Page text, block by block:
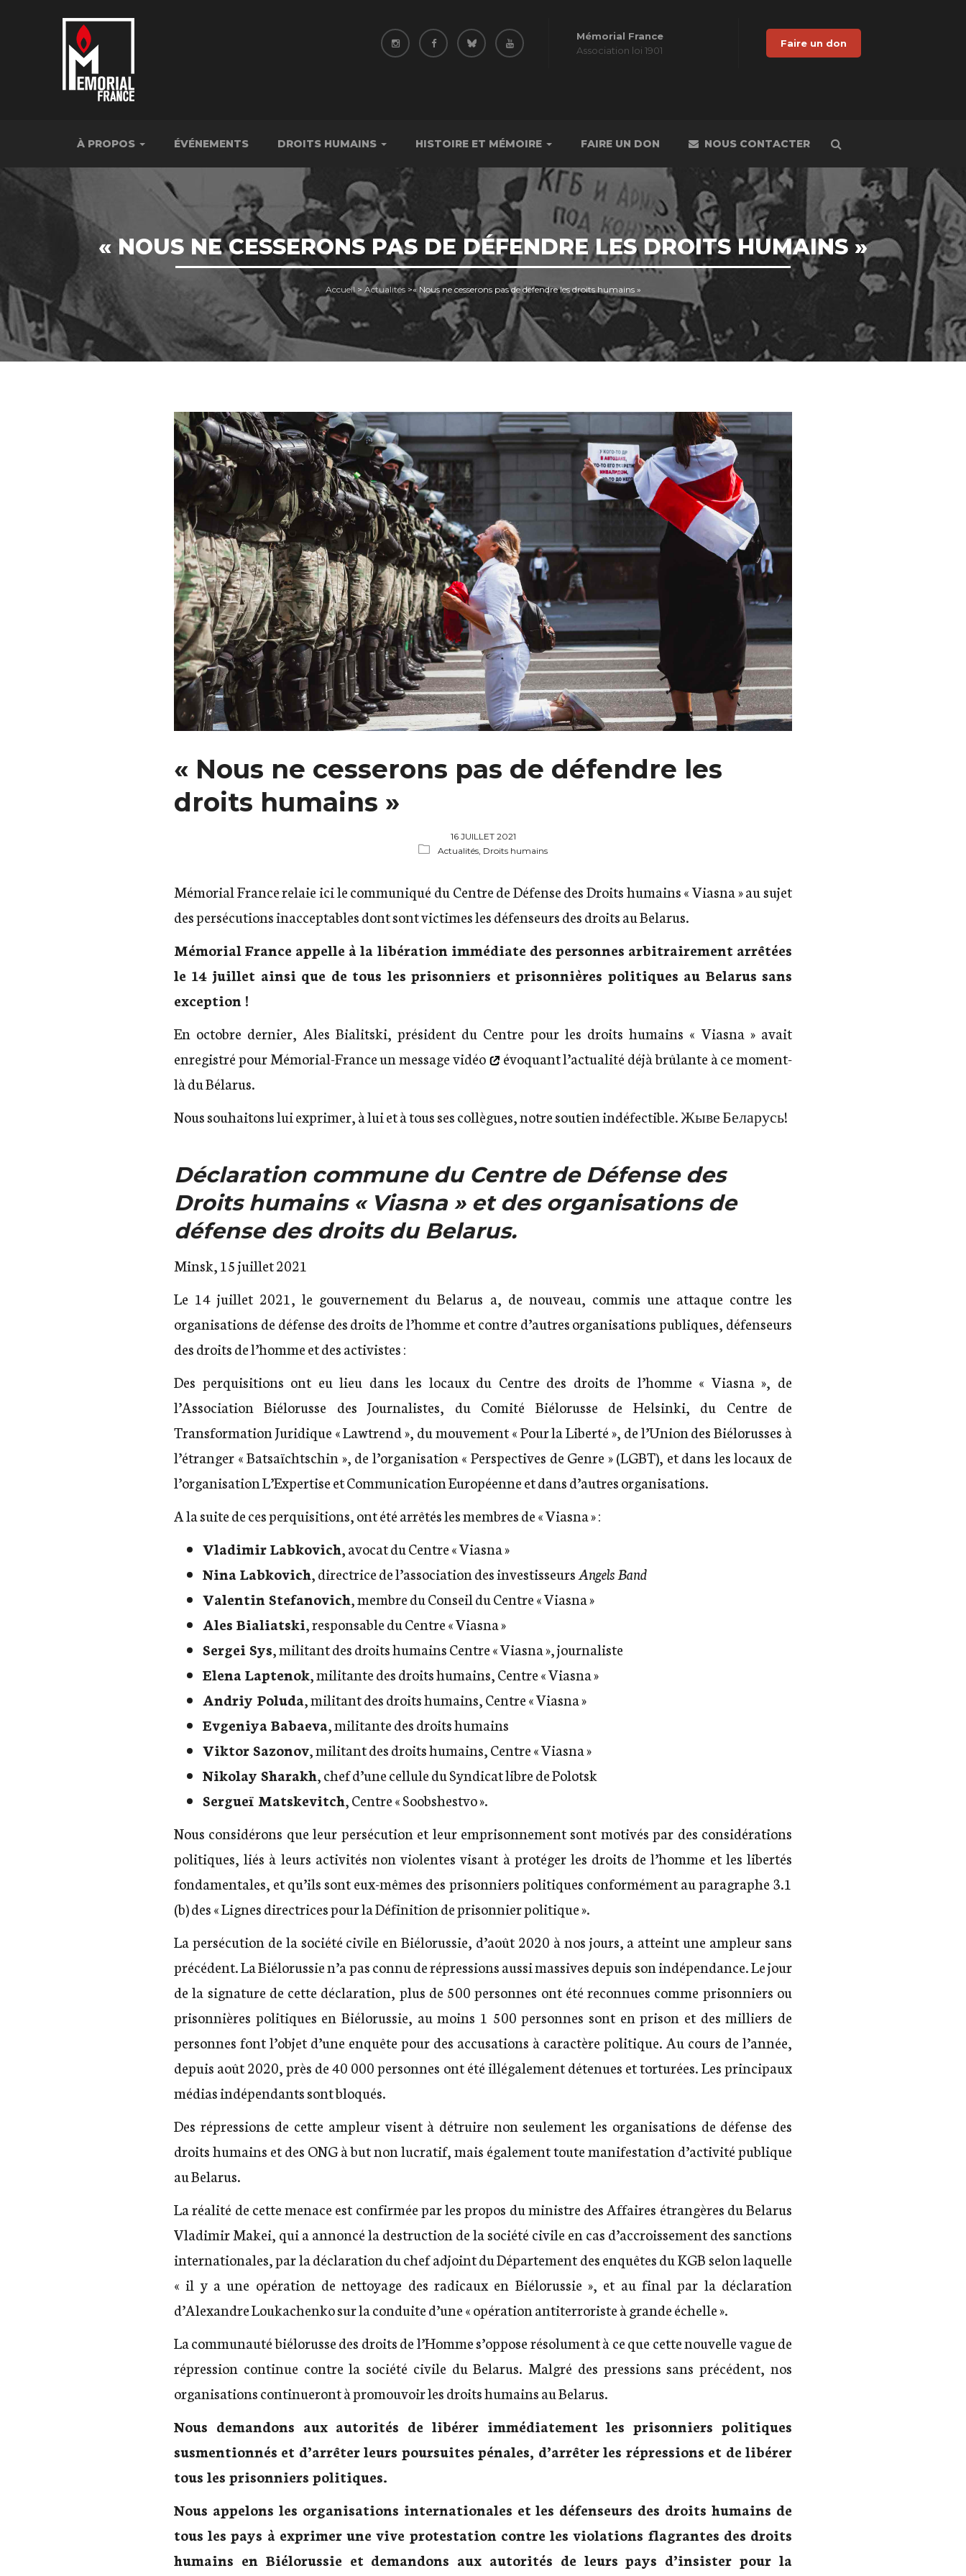
Mémorial France
Association loi 1901
Faire un don
À PROPOS ÉVÉNEMENTS DROITS HUMAINS HISTOIRE ET MÉMOIRE FAIRE UN DON NOUS CONTACTER
« NOUS NE CESSERONS PAS DE DÉFENDRE LES DROITS HUMAINS »
Accueil> Actualités>« Nous ne cesserons pas de défendre les droits humains »
« Nous ne cesserons pas de défendre les
droits humains »
16 JUILLET 2021
Actualités, Droits humains
Mémorial France relaie ici le communiqué du Centre de Défense des Droits humains « Viasna » au sujet
des persécutions inacceptables dont sont victimes les défenseurs des droits au Belarus.
Mémorial France appelle à la libération immédiate des personnes arbitrairement arrêtées
le 14 juillet ainsi que de tous les prisonniers et prisonnières politiques au Belarus sans
exception !
En octobre dernier, Ales Bialitski, président du Centre pour les droits humains « Viasna » avait
enregistré pour Mémorial-France un message vidéo
évoquant l’actualité déjà brûlante à ce moment-
là du Bélarus.
Nous souhaitons lui exprimer, à lui et à tous ses collègues, notre soutien indéfectible. Жыве Беларусь!
Déclaration commune du Centre de Défense des
Droits humains « Viasna » et des organisations de
défense des droits du Belarus.
Minsk, 15 juillet 2021
Le 14 juillet 2021, le gouvernement du Belarus a, de nouveau, commis une attaque contre les
organisations de défense des droits de l’homme et contre d’autres organisations publiques, défenseurs
des droits de l’homme et des activistes :
Des perquisitions ont eu lieu dans les locaux du Centre des droits de l’homme « Viasna », de
l’Association Biélorusse des Journalistes, du Comité Biélorusse de Helsinki, du Centre de
Transformation Juridique « Lawtrend », du mouvement « Pour la Liberté », de l’Union des Biélorusses à
l’étranger « Batsaïchtschin », de l’organisation « Perspectives de Genre » (LGBT), et dans les locaux de
l’organisation L’Expertise et Communication Européenne et dans d’autres organisations.
A la suite de ces perquisitions, ont été arrêtés les membres de « Viasna » :
Vladimir Labkovich, avocat du Centre « Viasna »
Nina Labkovich, directrice de l’association des investisseursAngels Band
Valentin Stefanovich, membre du Conseil du Centre « Viasna »
Ales Bialiatski, responsable du Centre « Viasna »
Sergei Sys, militant des droits humains Centre « Viasna », journaliste
Elena Laptenok, militante des droits humains, Centre « Viasna »
Andriy Poluda, militant des droits humains, Centre « Viasna »
Evgeniya Babaeva, militante des droits humains
Viktor Sazonov, militant des droits humains, Centre « Viasna »
Nikolay Sharakh, chef d’une cellule du Syndicat libre de Polotsk
Sergueï Matskevitch, Centre « Soobshestvo ».
Nous considérons que leur persécution et leur emprisonnement sont motivés par des considérations
politiques, liés à leurs activités non violentes visant à protéger les droits de l’homme et les libertés
fondamentales, et qu’ils sont eux-mêmes des prisonniers politiques conformément au paragraphe 3.1
(b) des « Lignes directrices pour la Définition de prisonnier politique ».
La persécution de la société civile en Biélorussie, d’août 2020 à nos jours, a atteint une ampleur sans
précédent. La Biélorussie n’a pas connu de répressions aussi massives depuis son indépendance. Le jour
de la signature de cette déclaration, plus de 500 personnes ont été reconnues comme prisonniers ou
prisonnières politiques en Biélorussie, au moins 1 500 personnes sont en prison et des milliers de
personnes font l’objet d’une enquête pour des accusations à caractère politique. Au cours de l’année,
depuis août 2020, près de 40 000 personnes ont été illégalement détenues et torturées. Les principaux
médias indépendants sont bloqués.
Des répressions de cette ampleur visent à détruire non seulement les organisations de défense des
droits humains et des ONG à but non lucratif, mais également toute manifestation d’activité publique
au Belarus.
La réalité de cette menace est confirmée par les propos du ministre des Affaires étrangères du Belarus
Vladimir Makei, qui a annoncé la destruction de la société civile en cas d’accroissement des sanctions
internationales, par la déclaration du chef adjoint du Département des enquêtes du KGB selon laquelle
« il y a une opération de nettoyage des radicaux en Biélorussie », et au final par la déclaration
d’Alexandre Loukachenko sur la conduite d’une « opération antiterroriste à grande échelle ».
La communauté biélorusse des droits de l’Homme s’oppose résolument à ce que cette nouvelle vague de
répression continue contre la société civile du Belarus. Malgré des pressions sans précédent, nos
organisations continueront à promouvoir les droits humains au Belarus.
Nous demandons aux autorités de libérer immédiatement les prisonniers politiques
susmentionnés et d’arrêter leurs poursuites pénales, d’arrêter les répressions et de libérer
tous les prisonniers politiques.
Nous appelons les organisations internationales et les défenseurs des droits humains de
tous les pays à exprimer une vive protestation contre les violations flagrantes des droits
humains en Biélorussie et demandons aux autorités de leurs pays d’insister pour la